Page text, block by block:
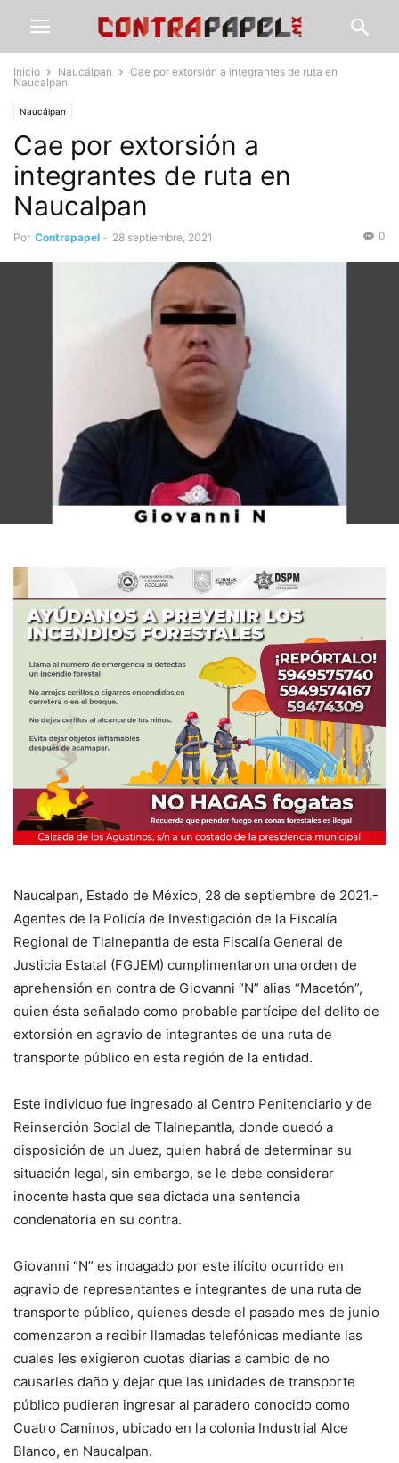
Inicio Naucálpan
Cae por extorsión a integrantes de ruta en
Naucalpan
Naucálpan
Cae por extorsión a
integrantes de ruta en
Naucalpan
Por Contrapapel - 28 septiembre, 2021 0
Naucalpan, Estado de México, 28 de septiembre de 2021.-
Agentes de la Policía de Investigación de la Fiscalía
Regional de Tlalnepantla de esta Fiscalía General de
Justicia Estatal (FGJEM) cumplimentaron una orden de
aprehensión en contra de Giovanni “N” alias “Macetón”,
quien ésta señalado como probable partícipe del delito de
extorsión en agravio de integrantes de una ruta de
transporte público en esta región de la entidad.
Este individuo fue ingresado al Centro Penitenciario y de
Reinserción Social de Tlalnepantla, donde quedó a
disposición de un Juez, quien habrá de determinar su
situación legal, sin embargo, se le debe considerar
inocente hasta que sea dictada una sentencia
condenatoria en su contra.
Giovanni “N” es indagado por este ilícito ocurrido en
agravio de representantes e integrantes de una ruta de
transporte público, quienes desde el pasado mes de junio
comenzaron a recibir llamadas telefónicas mediante las
cuales les exigieron cuotas diarias a cambio de no
causarles daño y dejar que las unidades de transporte
público pudieran ingresar al paradero conocido como
Cuatro Caminos, ubicado en la colonia Industrial Alce
Blanco, en Naucalpan.